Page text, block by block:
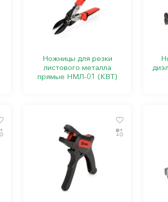
Ножницы для резки
листового металла
прямые НМЛ-01 (КВТ)